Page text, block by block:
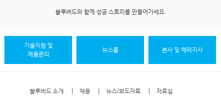
블루버드와 함께 성공 스토리를 만들어가세요.
기술지원 및
제품문의
뉴스룸 본사 및 해외지사
블루버드 소개 채용 뉴스/보도자료
자료실